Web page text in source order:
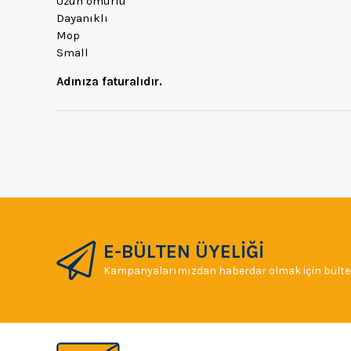
Dayanıklı
Mop
Small
Adınıza faturalıdır.
E-BÜLTEN ÜYELİĞİ
Kampanyalarımızdan haberdar olmak için